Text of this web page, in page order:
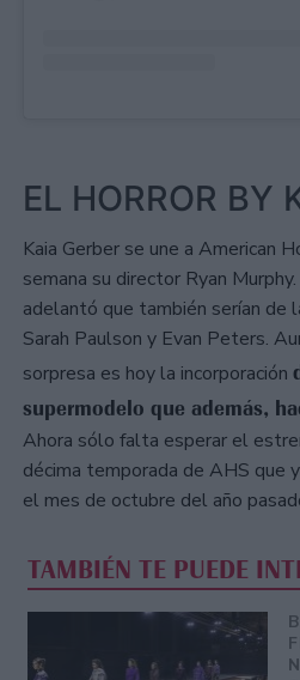
EL HORROR BY
Kaia Gerber se une a American
semana su director Ryan
adelantó que también serían de
Sarah Paulson y Evan Peters.
sorpresa es hoy la incorporación
supermodelo que además,
Ahora sólo falta esperar el
décima temporada de AHS que
el mes de octubre del año
TAMBIÉN TE PUEDE